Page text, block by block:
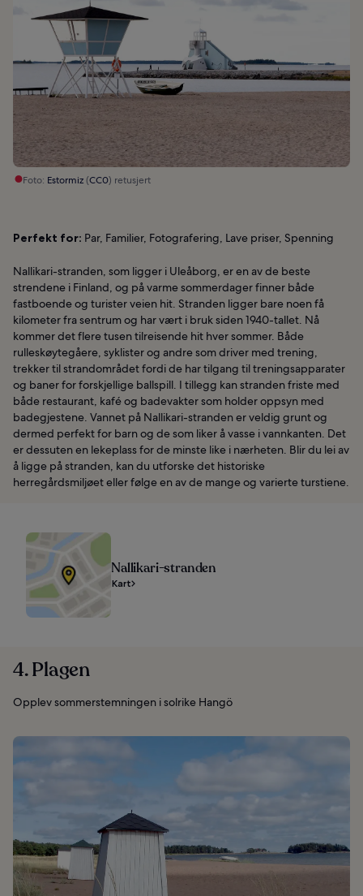
Foto: Estormiz(CC0) retusjert
Perfekt for: Par, Familier, Fotografering, Lave priser, Spenning
Nallikari-stranden, som ligger i Uleåborg, er en av de beste
strendene i Finland, og på varme sommerdager finner både
fastboende og turister veien hit. Stranden ligger bare noen få
kilometer fra sentrum og har vært i bruk siden 1940-tallet. Nå
kommer det flere tusen tilreisende hit hver sommer. Både
rulleskøytegåere, syklister og andre som driver med trening,
trekker til strandområdet fordi de har tilgang til treningsapparater
og baner for forskjellige ballspill. I tillegg kan stranden friste med
både restaurant, kafé og badevakter som holder oppsyn med
badegjestene. Vannet på Nallikari-stranden er veldig grunt og
dermed perfekt for barn og de som liker å vasse i vannkanten. Det
er dessuten en lekeplass for de minste like i nærheten. Blir du lei av
å ligge på stranden, kan du utforske det historiske
herregårdsmiljøet eller følge en av de mange og varierte turstiene.
Nallikari-stranden
Kart
4. Plagen
Opplev sommerstemningen i solrike Hangö